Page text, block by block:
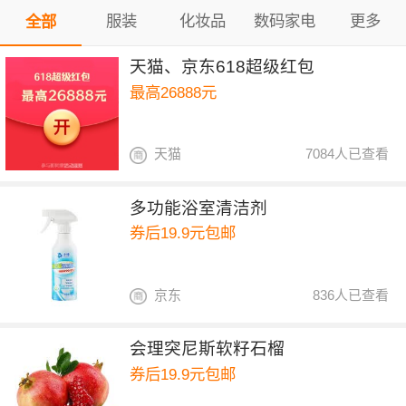
全部 服装 化妆品 数码家电 更多
天猫、京东618超级红包
最高26888元
7084人已查看
天猫
多功能浴室清洁剂
券后19.9元包邮
836人已查看
京东
会理突尼斯软籽石榴
券后19.9元包邮